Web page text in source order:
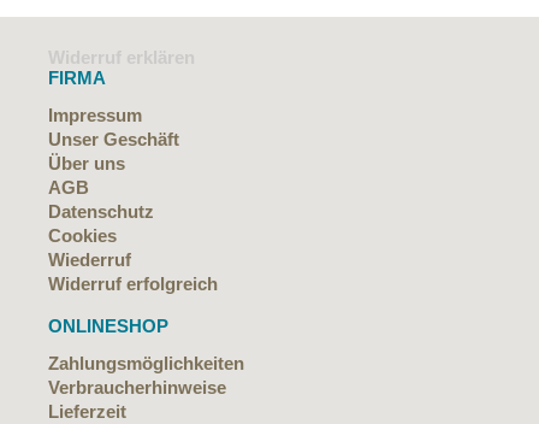
Widerruf erklären
FIRMA
Impressum
Unser Geschäft
Über uns
AGB
Datenschutz
Cookies
Wiederruf
Widerruf erfolgreich
ONLINESHOP
Zahlungsmöglichkeiten
Verbraucherhinweise
Lieferzeit